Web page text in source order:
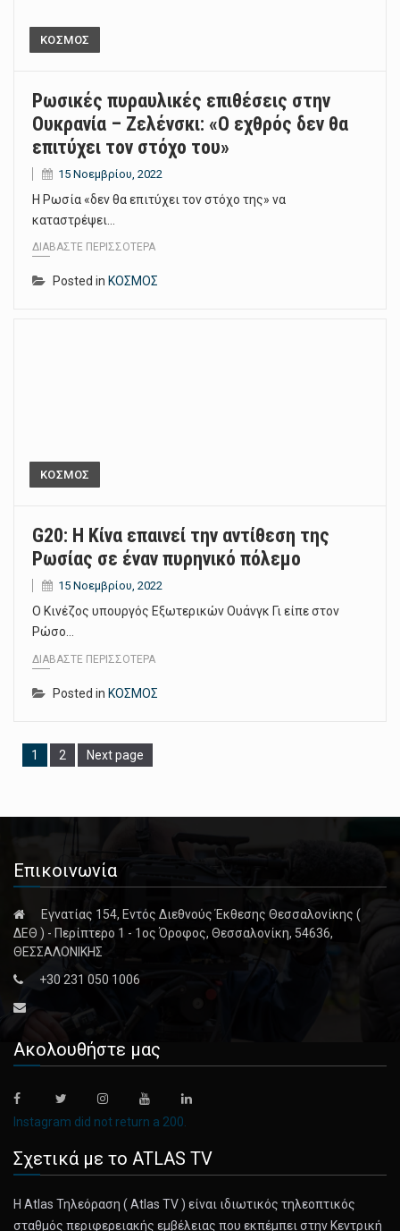
ΚΟΣΜΟΣ
Ρωσικές πυραυλικές επιθέσεις στην
Ουκρανία – Ζελένσκι: «Ο εχθρός δεν θα
επιτύχει τον στόχο του»
15 Νοεμβρίου, 2022
Η Ρωσία «δεν θα επιτύχει τον στόχο της» να
καταστρέψει…
ΔΙΑΒΆΣΤΕ ΠΕΡΙΣΣΌΤΕΡΑ
Posted in ΚΟΣΜΟΣ
ΚΟΣΜΟΣ
G20: Η Κίνα επαινεί την αντίθεση της
Ρωσίας σε έναν πυρηνικό πόλεμο
15 Νοεμβρίου, 2022
Ο Κινέζος υπουργός Εξωτερικών Ουάνγκ Γι είπε στον
Ρώσο…
ΔΙΑΒΆΣΤΕ ΠΕΡΙΣΣΌΤΕΡΑ
Posted in ΚΟΣΜΟΣ
Page
1 Page
2 Next page
Επικοινωνία
Εγνατίας 154, Εντός Διεθνούς Έκθεσης Θεσσαλονίκης (
ΔΕΘ ) - Περίπτερο 1 - 1ος Όροφος, Θεσσαλονίκη, 54636,
ΘΕΣΣΑΛΟΝΙΚΗΣ
+30 231 050 1006
Ακολουθήστε μας
Instagram did not return a 200.
Σχετικά με το ATLAS TV
Η Atlas Τηλεόραση ( Atlas TV ) είναι ιδιωτικός τηλεοπτικός
σταθμός περιφερειακής εμβέλειας που εκπέμπει στην Κεντρική